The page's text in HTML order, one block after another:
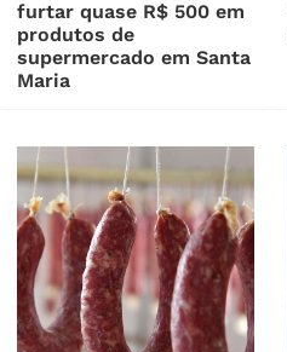
furtar quase R$ 500 em
produtos de
supermercado em Santa
Maria